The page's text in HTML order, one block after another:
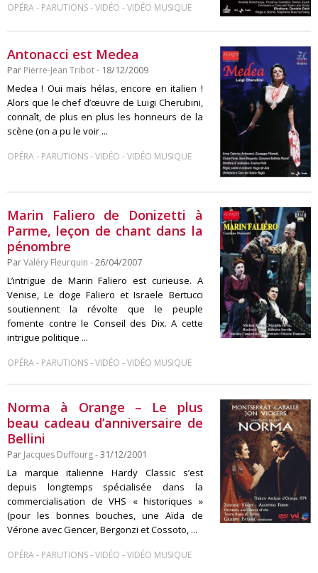
OPÉRA- PARUTIONS-VIDÉO -VIDÉO MUSIQUE
Antonacci est Medea
Par Pierre-Jean Tribot- 18/12/2009
Medea ! Oui mais hélas, encore en italien !
Alors que le chef d’œuvre de Luigi Cherubini,
connaît, de plus en plus les honneurs de la
scène (on a pu le voir ...
OPÉRA- PARUTIONS-VIDÉO -VIDÉO MUSIQUE
Marin Faliero de Donizetti à
Parme, leçon de chant dans la
pénombre
ParValéry Fleurquin - 26/04/2007
L’intrigue de Marin Faliero est curieuse. A
Venise, Le doge Faliero et Israele Bertucci
soutiennent la révolte que le peuple
fomente contre le Conseil des Dix. A cette
intrigue politique ...
OPÉRA- PARUTIONS-VIDÉO -VIDÉO MUSIQUE
Norma à Orange – Le plus
beau cadeau d’anniversaire de
Bellini
Par Jacques Duffourg- 31/12/2001
La marque italienne Hardy Classic s’est
depuis longtemps spécialisée dans la
commercialisation de VHS « historiques »
(pour les bonnes bouches, une Aïda de
Vérone avec Gencer, Bergonzi et Cossoto, ...
OPÉRA- PARUTIONS-VIDÉO -VIDÉO MUSIQUE